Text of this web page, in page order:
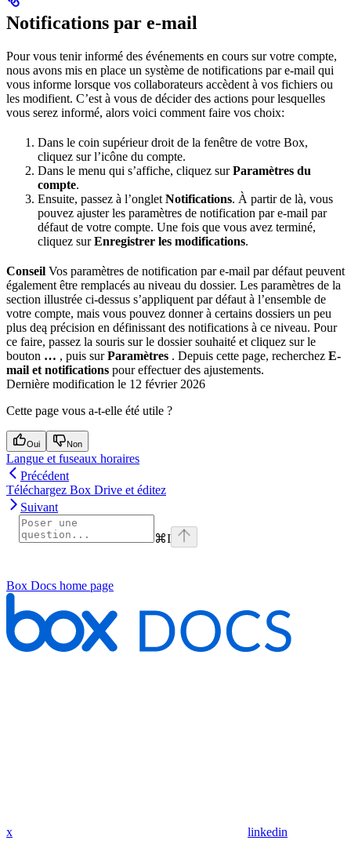
Notifications par e-mail
Pour vous tenir informé des événements en cours sur votre compte,
nous avons mis en place un système de notifications par e-mail qui
vous informe lorsque vos collaborateurs accèdent à vos fichiers ou
les modifient. C’est à vous de décider des actions pour lesquelles
vous serez informé, alors voici comment faire vos choix:
Dans le coin supérieur droit de la fenêtre de votre Box,
cliquez sur l’icône du compte.
Dans le menu qui s’affiche, cliquez surParamètres du
compte.
Ensuite, passez à l’onglet Notifications. À partir de là, vous
pouvez ajuster les paramètres de notification par e-mail par
défaut de votre compte. Une fois que vous avez terminé,
cliquez surEnregistrer les modifications.
Conseil Vos paramètres de notification par e-mail par défaut peuvent
également être remplacés au niveau du dossier. Les paramètres de la
section illustrée ci-dessus s’appliquent par défaut à l’ensemble de
votre compte, mais vous pouvez donner à certains dossiers un peu
plus deą précision en définissant des notifications à ce niveau. Pour
ce faire, passez la souris sur le dossier souhaité et cliquez sur le
bouton … , puis surParamètres . Depuis cette page, recherchez E-
mail et notifications pour effectuer des ajustements.
Dernière modification le 12 février 2026
Cette page vous a-t-elle été utile ?
Oui Non
Langue et fuseaux horaires
Précédent
Téléchargez Box Drive et éditez
Suivant
⌘I
Box Docs home page
x linkedin